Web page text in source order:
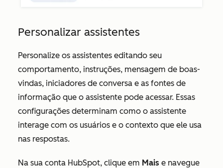
Personalizar assistentes
Personalize os assistentes editando seu
comportamento, instruções, mensagem de boas-
vindas, iniciadores de conversa e as fontes de
informação que o assistente pode acessar. Essas
configurações determinam como o assistente
interage com os usuários e o contexto que ele usa
nas respostas.
Na sua conta HubSpot, clique em Mais e navegue